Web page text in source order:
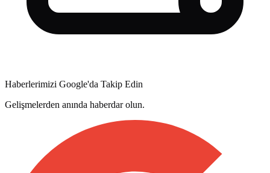
Haberlerimizi Google'da Takip Edin
Gelişmelerden anında haberdar olun.